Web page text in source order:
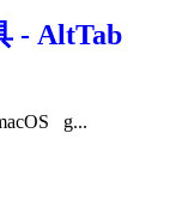
- AltTab
g...